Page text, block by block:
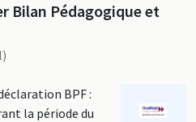
Bilan Pédagogique et
BPF :
la période du